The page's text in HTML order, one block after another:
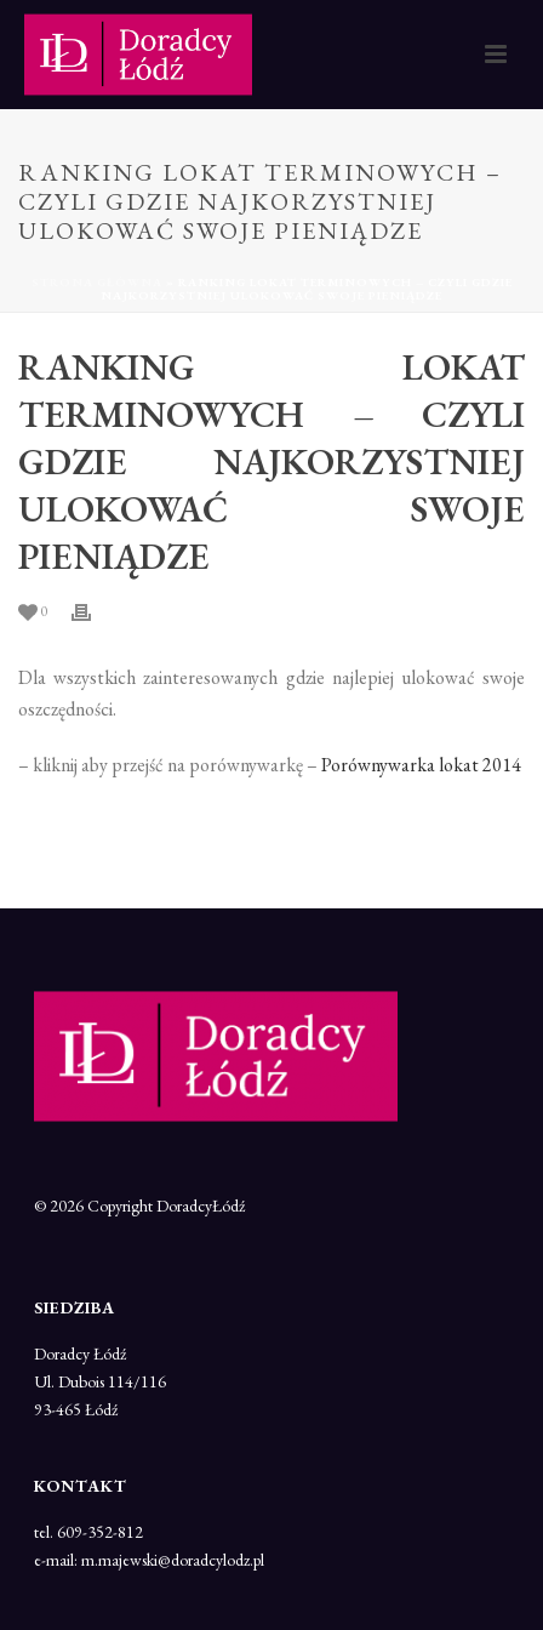
RANKING LOKAT TERMINOWYCH –
CZYLI GDZIE NAJKORZYSTNIEJ
ULOKOWAĆ SWOJE PIENIĄDZE
RANKING LOKAT
TERMINOWYCH – CZYLI
GDZIE NAJKORZYSTNIEJ
ULOKOWAĆ SWOJE
PIENIĄDZE
0
Dla wszystkich zainteresowanych gdzie najlepiej ulokować swoje
oszczędności.
– kliknij aby przejść na porównywarkę –Porównywarka lokat 2014
© 2026 CopyrightDoradcyŁódź
SIEDZIBA
Doradcy Łódź
Ul. Dubois 114/116
93-465 Łódź
KONTAKT
tel. 609-352-812
e-mail: m.majewski@doradcylodz.pl